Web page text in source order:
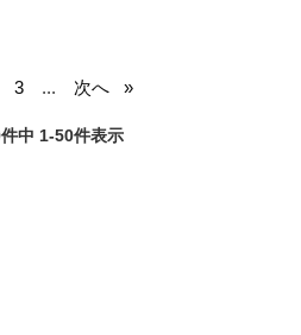
3 ... 次へ
中 1-50件表示